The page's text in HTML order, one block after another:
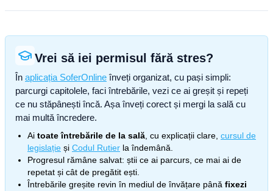
Vrei să iei permisul fără stres?
În aplicația SoferOnline înveți organizat, cu pași simpli:
parcurgi capitolele, faci întrebările, vezi ce ai greșit și repeți
ce nu stăpânești încă. Așa înveți corect și mergi la sală cu
mai multă încredere.
Ai toate întrebările de la sală , cu explicații clare, cursul de
legislație și Codul Rutier la îndemână.
Progresul rămâne salvat: știi ce ai parcurs, ce mai ai de
repetat și cât de pregătit ești.
Întrebările greșite revin în mediul de învățare până fixezi